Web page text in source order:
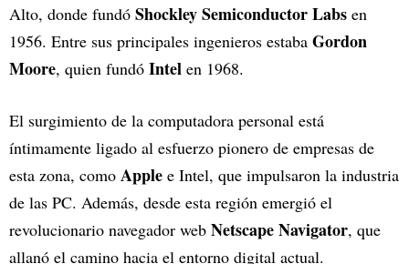
Alto, donde fundó Shockley Semiconductor Labs en
1956. Entre sus principales ingenieros estaba Gordon
Moore, quien fundó Intel en 1968.
El surgimiento de la computadora personal está
íntimamente ligado al esfuerzo pionero de empresas de
esta zona, como Apple e Intel, que impulsaron la industria
de las PC. Además, desde esta región emergió el
revolucionario navegador web Netscape Navigator, que
allanó el camino hacia el entorno digital actual.